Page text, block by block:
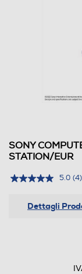
SONY
STATION/EUR
5.0 (4)
Dettagli